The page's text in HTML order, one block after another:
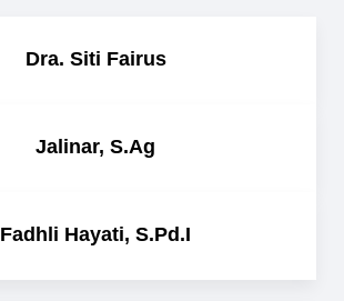
Dra. Siti Fairus
Jalinar, S.Ag
Fadhli Hayati, S.Pd.I